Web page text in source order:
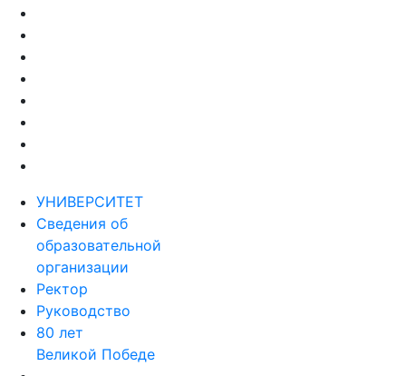
УНИВЕРСИТЕТ
Сведения об
образовательной
организации
Ректор
Руководство
80 лет